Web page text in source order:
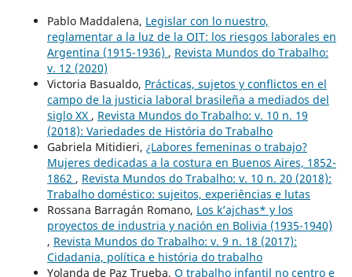
Pablo Maddalena, Legislar con lo nuestro,
reglamentar a la luz de la OIT: los riesgos laborales en
Argentina (1915-1936) , Revista Mundos do Trabalho:
v. 12 (2020)
Victoria Basualdo, Prácticas, sujetos y conflictos en el
campo de la justicia laboral brasileña a mediados del
siglo XX , Revista Mundos do Trabalho: v. 10 n. 19
(2018): Variedades de História do Trabalho
Gabriela Mitidieri, ¿Labores femeninas o trabajo?
Mujeres dedicadas a la costura en Buenos Aires, 1852-
1862 , Revista Mundos do Trabalho: v. 10 n. 20 (2018):
Trabalho doméstico: sujeitos, experiências e lutas
Rossana Barragán Romano, Los k’ajchas* y los
proyectos de industria y nación en Bolivia (1935-1940)
, Revista Mundos do Trabalho: v. 9 n. 18 (2017):
Cidadania, política e história do trabalho
Yolanda de Paz Trueba, O trabalho infantil no centro e